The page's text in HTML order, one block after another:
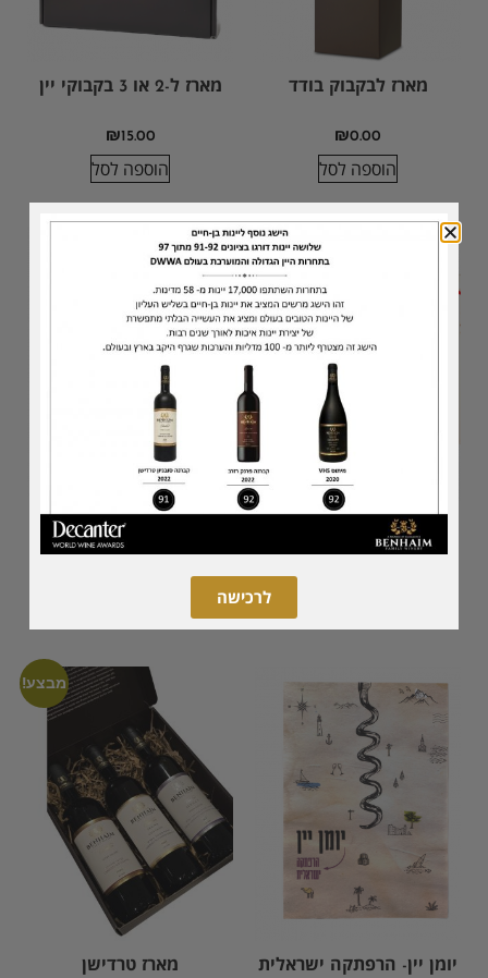
מארז לבקבוק בודד
₪0.00
הוספה לסל
מארז ל-2 או 3 בקבוקי יין
₪15.00
הוספה לסל
מארז ל-6 בקבוקי יין מילון שקד למונחי יין
יומן יין- הרפתקה ישראלית
מבצע!
מארז טרדישן
לרכישה